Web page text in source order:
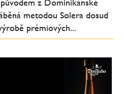
z Dominikánské
metodou Solera dosud
prémiových...